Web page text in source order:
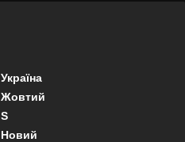
Україна
Жовтий
S
Новий